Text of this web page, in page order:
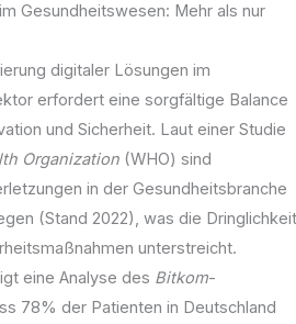
Gesundheitswesen: Mehr als nur
digitaler Lösungen im
erfordert eine sorgfältige Balance
und Sicherheit. Laut einer Studie
Organization(WHO) sind
in der Gesundheitsbranche
(Stand 2022), was die Dringlichkeit
unterstreicht.
eine Analyse des Bitkom-
78% der Patienten in Deutschland